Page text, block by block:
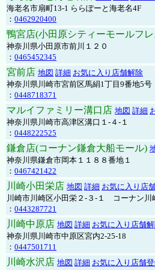
海老名市扇町13-1 ららぽーと海老名4F
： 0462920400
鴨宮店(小田原シティーモールフ
神奈川県小田原市前川１２０
： 0465452345
宮前店 地図 詳細 お気に入り店舗解除
神奈川県川崎市宮前区馬絹1丁目9番地5号
： 0448718371
マルイファミリー溝口店 地図 詳細
神奈川県川崎市高津区溝口１-４-１
： 0448222525
鎌倉店(コーナン鎌倉大船モール)
神奈川県鎌倉市岡本１１８８番地１
： 0467421422
川崎小田栄店 地図 詳細 お気に入り店
川崎市川崎区小田栄２‐３‐１ コーナン川
： 0443287721
川崎中原店 地図 詳細 お気に入り店舗
神奈川県川崎市中原区宮内2-25-18
： 0447501711
川崎水沢店 地図 詳細 お気に入り店舗